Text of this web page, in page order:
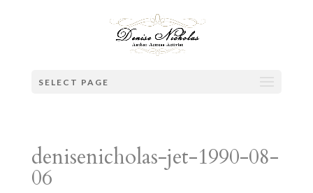
SELECT PAGE
denisenicholas-jet-1990-08-
06